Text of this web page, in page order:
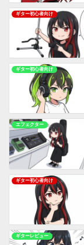
ギター初心者向け
ギター初心者向け
エフェクター
ギター初心者向け
ギターレビュー